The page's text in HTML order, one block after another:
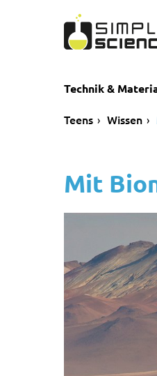
Technik &
Teens Wissen
Mit